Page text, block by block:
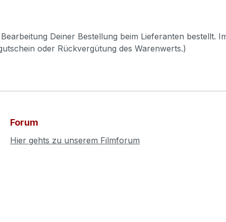
Deiner Bestellung beim Lieferanten bestellt.
oder Rückvergütung des Warenwerts.)
Forum
Hier gehts zu unserem Filmforum